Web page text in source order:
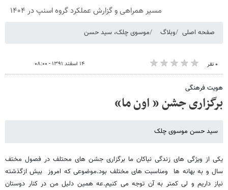
مسیر همراهی و گزارش عملکرد گروه اسنپ در ۱۴۰۴
صفحه اصلی وبلاگ موسوی چلک، سید حسن
۰ نفر ۱۴ اسفند ۱۳۹۱ - ۰۸:۰۰
هویت فرهنگی
برگزاری جشن « اون ما»
سید حسن موسوی چلک
یکی از ویژگی های زندگی نیاکان ما برگزاری جشن های محتلف در فصول مختف
سال و به بهانه ها ومناسبت های مختلف بود.موضوعی که امروز بیش ازگذشته
نیاز داریم و لی کمتر به آن توجه می کنیم.عه همین دلیل من در کنار دوستان